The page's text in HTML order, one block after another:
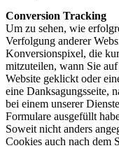
Conversion Tracking
Um zu sehen, wie
Verfolgung anderer
Konversionspixel, die
mitzuteilen, wann Sie
Website geklickt oder
eine Danksagungsseite,
bei einem unserer
Formulare ausgefüllt
Soweit nicht anders
Cookies auch nach dem